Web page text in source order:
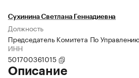
Сухинина Светлана Геннадиевна
Должность
Председатель Комитета По
ИНН
501700361015
Описание